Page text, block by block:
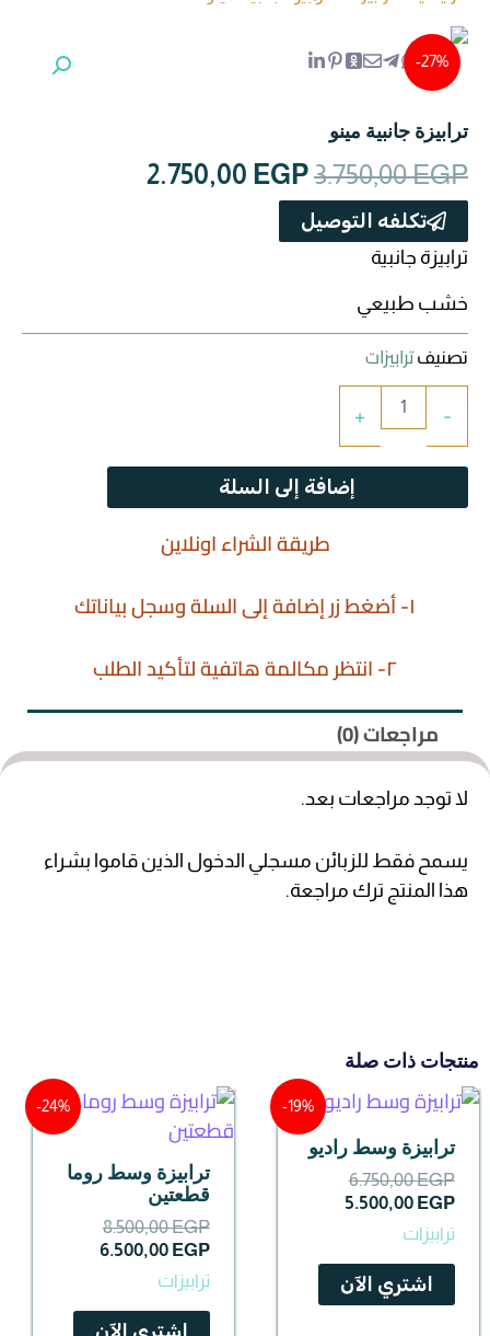
27%-
ترابيزة جانبية مينو
3.750,00EGP
السعر
الأصلي
هو:
2.750,00 EGP
السعر
تكلفه التوصيل
ترابيزة جانبية
خشب طبيعي
تصنيف ترابيزات
-
ترابيزة
+
إضافة إلى السلة
طريقة الشراء اونلاين
١- أضغط زر إضافة إلى السلة وسجل بياناتك
٢- انتظر مكالمة هاتفية لتأكيد الطلب
مراجعات (0)
لا توجد مراجعات بعد.
يسمح فقط للزبائن مسجلي الدخول الذين قاموا بشراء
هذا المنتج ترك مراجعة.
منتجات ذات صلة
19%-
ترابيزة وسط راديو
6.750,00EGP
السعر
الأصلي
هو:
6.750,00 EGP.
5.500,00 EGP
السعر
الحالي
هو:
5.500,00 EGP.
ترابيزات
اشتري الآن
24%-
ترابيزة وسط روما
قطعتين
8.500,00EGP
السعر
الأصلي
8.500,00 EGP.
6.500,00 EGP
السعر
الحالي
6.500,00 EGP.
ترابيزات
عروض سريه
غرف نوم
ركنه